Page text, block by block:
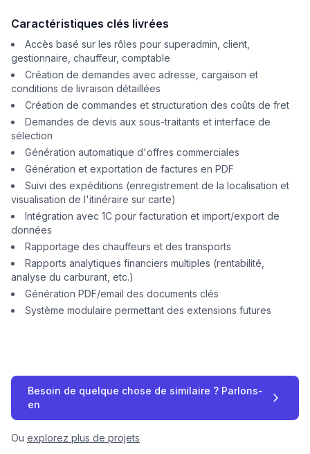
Caractéristiques clés livrées
Accès basé sur les rôles pour superadmin, client,
gestionnaire, chauffeur, comptable
Création de demandes avec adresse, cargaison et
conditions de livraison détaillées
Création de commandes et structuration des coûts de fret
Demandes de devis aux sous-traitants et interface de
sélection
Génération automatique d'offres commerciales
Génération et exportation de factures en PDF
Suivi des expéditions (enregistrement de la localisation et
visualisation de l'itinéraire sur carte)
Intégration avec 1C pour facturation et import/export de
données
Rapportage des chauffeurs et des transports
Rapports analytiques financiers multiples (rentabilité,
analyse du carburant, etc.)
Génération PDF/email des documents clés
Système modulaire permettant des extensions futures
Besoin de quelque chose de similaire ? Parlons-
en
Ou explorez plus de projets